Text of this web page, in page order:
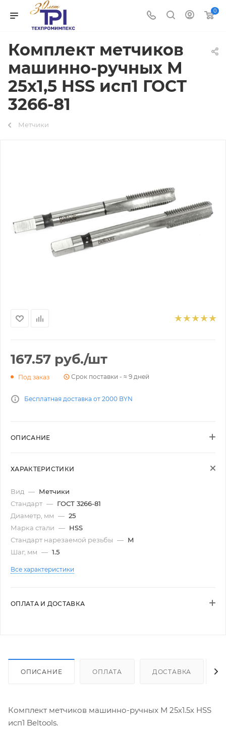
0
Комплект метчиков
машинно-ручных М
25х1,5 HSS исп1 ГОСТ
3266-81
Метчики
167.57 руб./шт
Под заказ Срок поставки - ≈ 9 дней
Бесплатная доставка от 2000 BYN
ОПИСАНИЕ
ХАРАКТЕРИСТИКИ
Вид — Метчики
Стандарт — ГОСТ 3266-81
Диаметр, мм — 25
Марка стали — HSS
Стандарт нарезаемой резьбы — М
Шаг, мм — 1.5
Все характеристики
ОПЛАТА И ДОСТАВКА
ОПИСАНИЕ ОПЛАТА ДОСТАВКА
Комплект метчиков машинно-ручных М 25х1.5х HSS
исп1 Beltools.